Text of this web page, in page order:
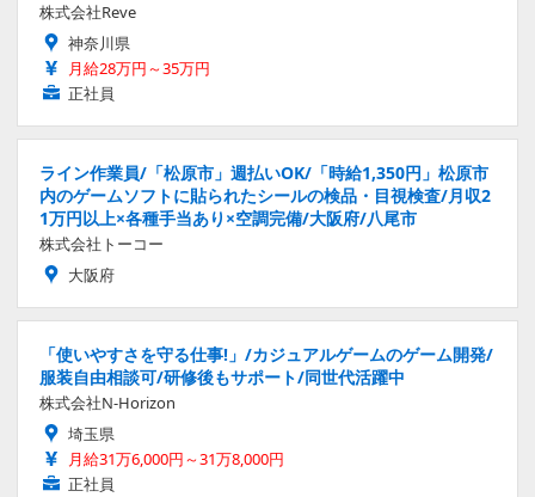
株式会社Reve
神奈川県
月給28万円～35万円
正社員
ライン作業員/「松原市」週払いOK/「時給1,350円」松原市
内のゲームソフトに貼られたシールの検品・目視検査/月収2
1万円以上×各種手当あり×空調完備/大阪府/八尾市
株式会社トーコー
大阪府
「使いやすさを守る仕事!」/カジュアルゲームのゲーム開発/
服装自由相談可/研修後もサポート/同世代活躍中
株式会社N-Horizon
埼玉県
月給31万6,000円～31万8,000円
正社員